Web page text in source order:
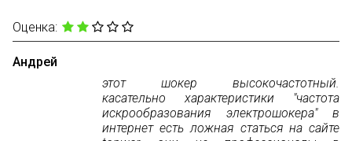
Оценка:
Андрей
этот шокер высокочастотный.
касательно характеристики "частота
искрообразования электрошокера" в
интернет есть ложная статься на сайте